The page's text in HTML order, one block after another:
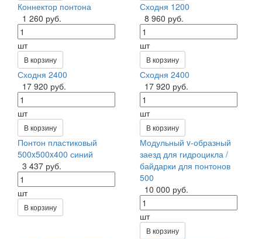
Коннектор понтона
1 260 руб.
шт
В корзину
Сходня 1200
8 960 руб.
шт
В корзину
Сходня 2400
17 920 руб.
шт
В корзину
Сходня 2400
17 920 руб.
шт
В корзину
Понтон пластиковый
500x500x400 синий
3 437 руб.
шт
В корзину
Модульный v-образный
заезд для гидроцикла /
байдарки для понтонов
500
10 000 руб.
шт
В корзину